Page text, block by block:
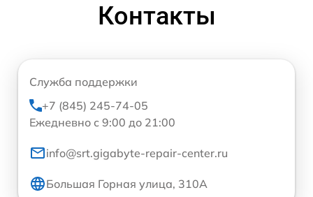
Контакты
Служба поддержки
+7 (845) 245-74-05
Ежедневно с 9:00 до 21:00
info@srt.gigabyte-repair-center.ru
Большая Горная улица, 310А